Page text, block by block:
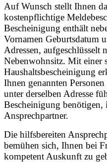
Auf Wunsch stellt Ihnen
kostenpflichtige
Bescheinigung enthält
Vornamen Geburtsdatum
Adressen, aufgeschlüsselt
Nebenwohnsitz. Mit einer
Haushaltsbescheinigung
Ihnen genannten
unter derselben Adresse
Bescheinigung
Ansprechpartner.
Die hilfsbereiten
bemühen sich, Ihnen bei
kompetent Auskunft zu